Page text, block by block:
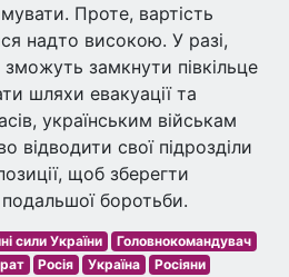
Проте, вартість
надто високою. У разі,
замкнути півкільце
шляхи евакуації та
українським військам
відводити свої підрозділи
щоб зберегти
боротьби.
сили України
Головнокомандувач
Росія Україна
Росіяни